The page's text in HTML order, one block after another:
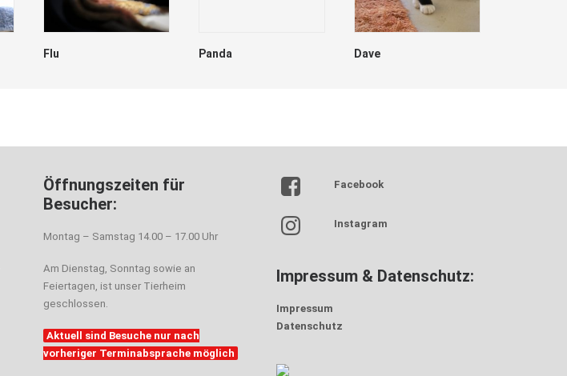
Flu Panda Dave
Öffnungszeiten für
Besucher:
Montag – Samstag 14.00 – 17.00 Uhr
Am Dienstag, Sonntag sowie an
Feiertagen, ist unser Tierheim
geschlossen.
Aktuell sind Besuche nur nach
vorheriger Terminabsprache möglich
Facebook
Instagram
Impressum & Datenschutz:
Impressum
Datenschutz